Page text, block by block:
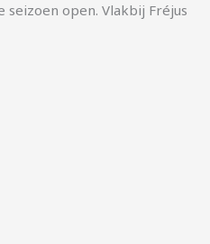
open. Vlakbij Fréjus